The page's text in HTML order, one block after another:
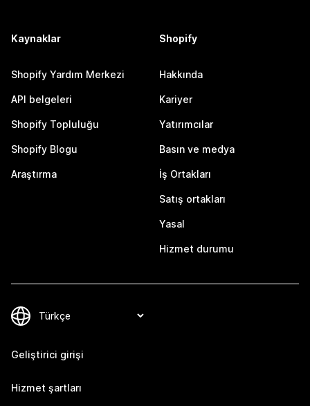
Kaynaklar
Shopify Yardım Merkezi
API belgeleri
Shopify Topluluğu
Shopify Blogu
Araştırma
Shopify
Hakkında
Kariyer
Yatırımcılar
Basın ve medya
İş Ortakları
Satış ortakları
Yasal
Hizmet durumu
Geliştirici girişi
Hizmet şartları